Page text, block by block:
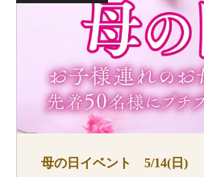
母の日イベント 5/14(日)